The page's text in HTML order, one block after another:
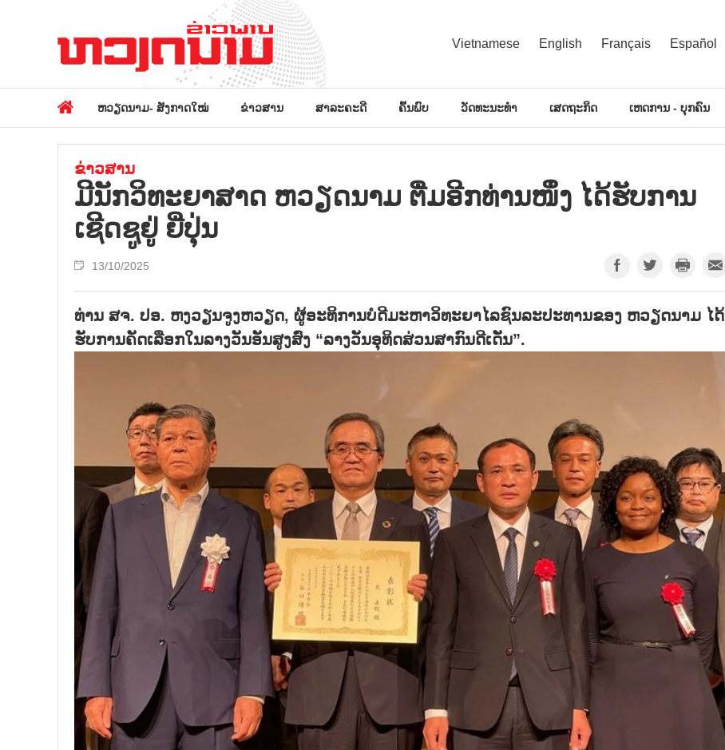
Vietnamese English Français Español
ຫວຽດນາມ- ສັງກາດໃໝ່ ຂ່າວສານ ສາລະຄະດີ ຄົ້ນພົບ ວັດທະນະທຳ ເສດຖະກິດ ເຫດການ - ບຸກຄົນ
ຂ່າວສານ
ມີ​ນັກ​ວິ​ທະ​ຍາ​ສາດ ຫວຽດ​ນາມ ຕື່ມ​ອີກ​ທ່ານ​ໜຶ່ງ ໄດ້​ຮັບ​ການ​
ເຊີດ​ຊູ​ຢູ່ ຍີ່​ປຸ່ນ
13/10/2025
ທ່ານ ສຈ. ປອ. ຫງວຽນຈູງຫວຽດ, ຜູ້ອະທິການບໍດີມະຫາວິທະຍາໄລຊົນລະປະທານຂອງ ຫວຽດນາມ ໄດ້
ຮັບການຄັດເລືອກໃນລາງວັນອັນສູງສົ່ງ “ລາງວັນອຸທິດສ່ວນສາກົນດີເດັ່ນ”.